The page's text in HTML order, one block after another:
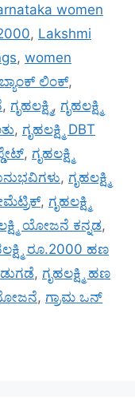
women
, Lakshmi
, women
ಲಿಂಕ್,
, ಗೃಹಲಕ್ಷ್ಮಿ , ಗೃಹಲಕ್ಷ್ಮಿ
, ಗೃಹಲಕ್ಷ್ಮಿ DBT
, ಗೃಹಲಕ್ಷ್ಮಿ
, ಗೃಹಲಕ್ಷ್ಮಿ
, ಗೃಹಲಕ್ಷ್ಮಿ
ಯೋಜನೆ ಕನ್ನಡ,
ರೂ.2000 ಹಣ
, ಗೃಹಲಕ್ಷ್ಮಿ ಹಣ
, ಗ್ರಾಮ ಒನ್